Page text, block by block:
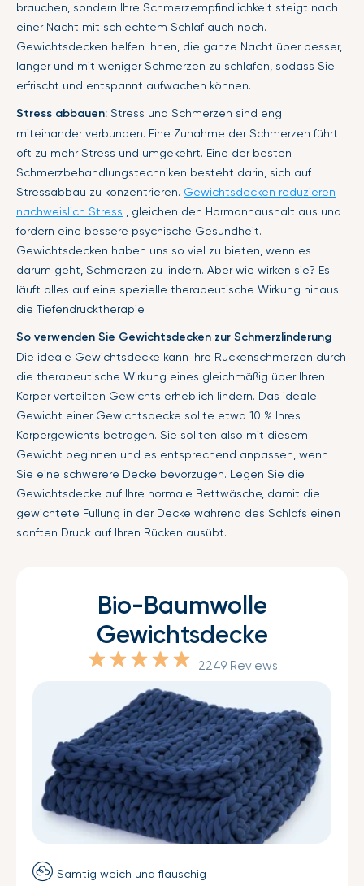
brauchen, sondern Ihre Schmerzempfindlichkeit steigt nach
einer Nacht mit schlechtem Schlaf auch noch.
Gewichtsdecken helfen Ihnen, die ganze Nacht über besser,
länger und mit weniger Schmerzen zu schlafen, sodass Sie
erfrischt und entspannt aufwachen können.
Stress abbauen: Stress und Schmerzen sind eng
miteinander verbunden. Eine Zunahme der Schmerzen führt
oft zu mehr Stress und umgekehrt. Eine der besten
Schmerzbehandlungstechniken besteht darin, sich auf
Stressabbau zu konzentrieren. Gewichtsdecken reduzieren
nachweislich Stress , gleichen den Hormonhaushalt aus und
fördern eine bessere psychische Gesundheit.
Gewichtsdecken haben uns so viel zu bieten, wenn es
darum geht, Schmerzen zu lindern. Aber wie wirken sie? Es
läuft alles auf eine spezielle therapeutische Wirkung hinaus:
die Tiefendrucktherapie.
So verwenden Sie Gewichtsdecken zur Schmerzlinderung
Die ideale Gewichtsdecke kann Ihre Rückenschmerzen durch
die therapeutische Wirkung eines gleichmäßig über Ihren
Körper verteilten Gewichts erheblich lindern. Das ideale
Gewicht einer Gewichtsdecke sollte etwa 10 % Ihres
Körpergewichts betragen. Sie sollten also mit diesem
Gewicht beginnen und es entsprechend anpassen, wenn
Sie eine schwerere Decke bevorzugen. Legen Sie die
Gewichtsdecke auf Ihre normale Bettwäsche, damit die
gewichtete Füllung in der Decke während des Schlafs einen
sanften Druck auf Ihren Rücken ausübt.
Bio-Baumwolle
Gewichtsdecke
2249 Reviews
Samtig weich und flauschig